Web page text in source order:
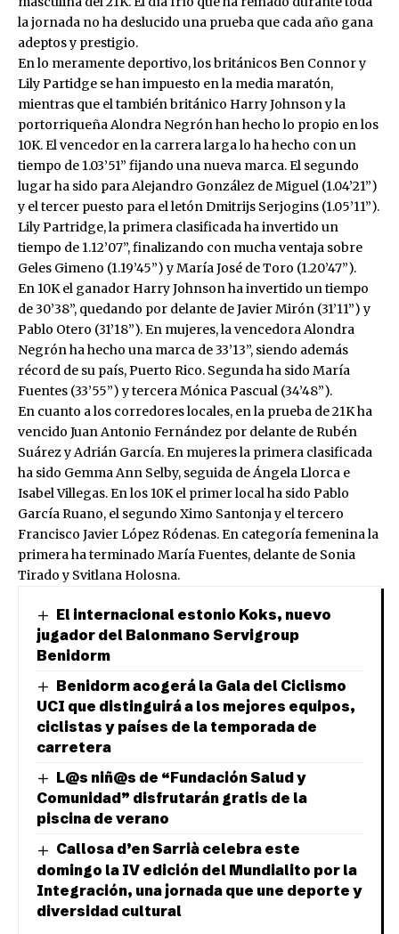
la jornada no ha deslucido una prueba que cada año gana
adeptos y prestigio.
En lo meramente deportivo, los británicos Ben Connor y
Lily Partidge se han impuesto en la media maratón,
mientras que el también británico Harry Johnson y la
portorriqueña Alondra Negrón han hecho lo propio en los
10K. El vencedor en la carrera larga lo ha hecho con un
tiempo de 1.03’51” fijando una nueva marca. El segundo
lugar ha sido para Alejandro González de Miguel (1.04’21”)
y el tercer puesto para el letón Dmitrijs Serjogins (1.05’11”).
Lily Partridge, la primera clasificada ha invertido un
tiempo de 1.12’07”, finalizando con mucha ventaja sobre
Geles Gimeno (1.19’45”) y María José de Toro (1.20’47”).
En 10K el ganador Harry Johnson ha invertido un tiempo
de 30’38”, quedando por delante de Javier Mirón (31’11”) y
Pablo Otero (31’18”). En mujeres, la vencedora Alondra
Negrón ha hecho una marca de 33’13”, siendo además
récord de su país, Puerto Rico. Segunda ha sido María
Fuentes (33’55”) y tercera Mónica Pascual (34’48”).
En cuanto a los corredores locales, en la prueba de 21K ha
vencido Juan Antonio Fernández por delante de Rubén
Suárez y Adrián García. En mujeres la primera clasificada
ha sido Gemma Ann Selby, seguida de Ángela Llorca e
Isabel Villegas. En los 10K el primer local ha sido Pablo
García Ruano, el segundo Ximo Santonja y el tercero
Francisco Javier López Ródenas. En categoría femenina la
primera ha terminado María Fuentes, delante de Sonia
Tirado y Svitlana Holosna.
El internacional estonio Koks, nuevo
jugador del Balonmano Servigroup
Benidorm
Benidorm acogerá la Gala del Ciclismo
UCI que distinguirá a los mejores equipos,
ciclistas y países de la temporada de
carretera
L@s niñ@s de “Fundación Salud y
Comunidad” disfrutarán gratis de la
piscina de verano
Callosa d’en Sarrià celebra este
domingo la IV edición del Mundialito por la
Integración, una jornada que une deporte y
diversidad cultural